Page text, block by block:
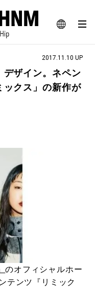
JA
EN
SNAP
スタイルWEBマガジン
ド図鑑
JOURNAL
#AH.H
2017.11.10 UP
デザイン。ネペン
ックス」の新作が
のオフィシャルホー
テンツ『リミック